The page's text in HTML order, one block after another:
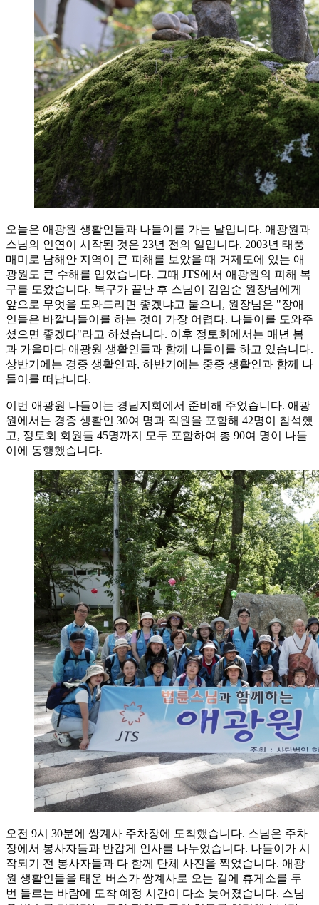
오늘은 애광원 생활인들과 나들이를 가는 날입니다. 애광원과
스님의 인연이 시작된 것은 23년 전의 일입니다. 2003년 태풍
매미로 남해안 지역이 큰 피해를 보았을 때 거제도에 있는 애
광원도 큰 수해를 입었습니다. 그때 JTS에서 애광원의 피해 복
구를 도왔습니다. 복구가 끝난 후 스님이 김임순 원장님에게
앞으로 무엇을 도와드리면 좋겠냐고 물으니, 원장님은 "장애
인들은 바깥나들이를 하는 것이 가장 어렵다. 나들이를 도와주
셨으면 좋겠다"라고 하셨습니다. 이후 정토회에서는 매년 봄
과 가을마다 애광원 생활인들과 함께 나들이를 하고 있습니다.
상반기에는 경증 생활인과, 하반기에는 중증 생활인과 함께 나
들이를 떠납니다.
이번 애광원 나들이는 경남지회에서 준비해 주었습니다. 애광
원에서는 경증 생활인 30여 명과 직원을 포함해 42명이 참석했
고, 정토회 회원들 45명까지 모두 포함하여 총 90여 명이 나들
이에 동행했습니다.
오전 9시 30분에 쌍계사 주차장에 도착했습니다. 스님은 주차
장에서 봉사자들과 반갑게 인사를 나누었습니다. 나들이가 시
작되기 전 봉사자들과 다 함께 단체 사진을 찍었습니다. 애광
원 생활인들을 태운 버스가 쌍계사로 오는 길에 휴게소를 두
번 들르는 바람에 도착 예정 시간이 다소 늦어졌습니다. 스님